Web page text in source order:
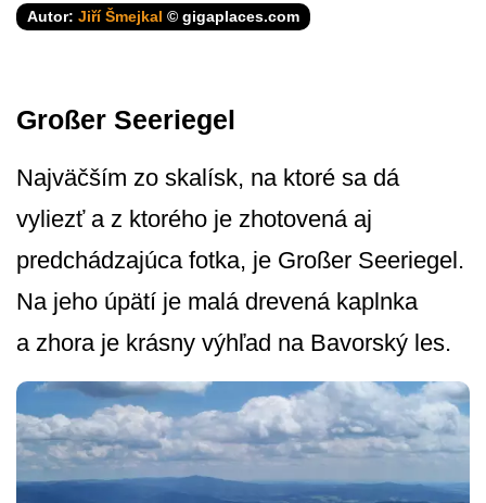
Autor: Jiří Šmejkal © gigaplaces.com
Großer Seeriegel
Najväčším zo skalísk, na ktoré sa dá
vyliezť a z ktorého je zhotovená aj
predchádzajúca fotka, je Großer Seeriegel.
Na jeho úpätí je malá drevená kaplnka
a zhora je krásny výhľad na Bavorský les.